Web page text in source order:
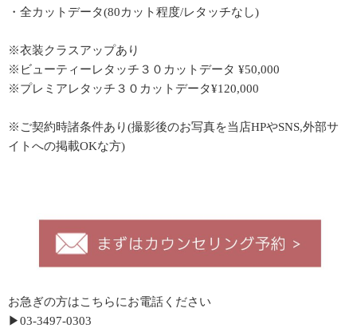
・全カットデータ(80カット程度/レタッチなし)
※衣装クラスアップあり
※ビューティーレタッチ３０カットデータ ¥50,000
※プレミアレタッチ３０カットデータ¥120,000
※ご契約時諸条件あり(撮影後のお写真を当店HPやSNS,外部サ
イトへの掲載OKな方)
お急ぎの方はこちらにお電話ください
▶︎03-3497-0303